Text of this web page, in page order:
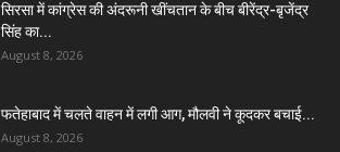
सिरसा में कांग्रेस की अंदरूनी खींचतान के बीच बीरेंद्र-बृजेंद्र
सिंह का...
August 8, 2026
फतेहाबाद में चलते वाहन में लगी आग, मौलवी ने कूदकर बचाई...
August 8, 2026